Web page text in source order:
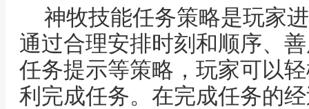
神牧技能任务策略是玩家
通过合理安排时刻和顺序、
任务提示等策略，玩家可以
利完成任务。在完成任务的